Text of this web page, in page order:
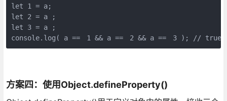
let 1 = a;
let 2 = a ;
let 3 = a ;
console.log( a ==ﾠ1 && a ==ﾠ2 && a ==ﾠ3 ); // true
方案四：使用Object.defineProperty()